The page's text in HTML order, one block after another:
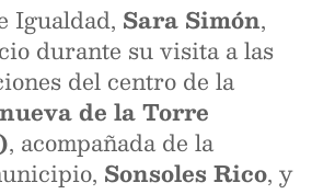
Igualdad, Sara Simón,
durante su visita a las
del centro de la
de la Torre
, acompañada de la
Sonsoles Rico, y